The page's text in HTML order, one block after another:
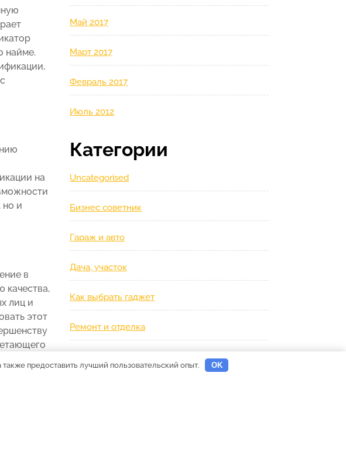
найме.
на
но и
в
качества,
лиц и
этот
Май 2017
Март 2017
Февраль 2017
Июль 2012
Категории
Uncategorised
Бизнес советник
Гараж и авто
Дача, участок
Как выбрать гаджет
Ремонт и отделка
предоставить лучший пользовательский опыт. OK